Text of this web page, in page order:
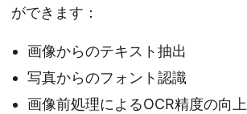
ができます：
画像からのテキスト抽出
写真からのフォント認識
画像前処理によるOCR精度の向上